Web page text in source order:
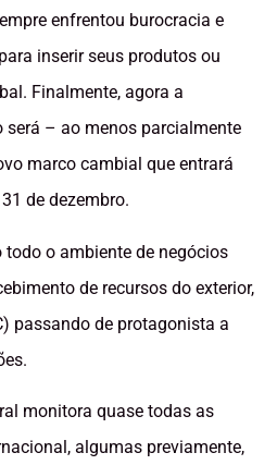
enfrentou burocracia e
inserir seus produtos ou
Finalmente, agora a
será – ao menos parcialmente
marco cambial que entrará
de dezembro.
o ambiente de negócios
de recursos do exterior,
passando de protagonista a
monitora quase todas as
algumas previamente,